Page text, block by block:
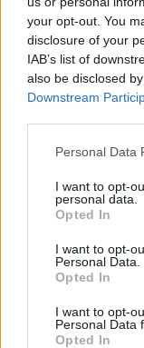
your opt-out. You
disclosure of your
IAB’s list of
also be disclosed
Downstream
Please note that
not limited to your
grant or deny
use your data for
consent section.
Personal Data
I want to opt-
personal data.
Opted In
I want to opt-
Personal Data.
Opted In
I want to opt-
Personal Data
Opted In
årsregnskap online
vårt. Dette er det
i en oversikt
om en bedrift er
en si at
deltakerlignende
finnes det spesielle
levere regnskap til
har også